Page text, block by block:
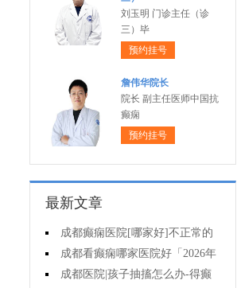
刘玉明 门诊主任（诊
三）毕
预约挂号
詹伟华院长
院长 副主任医师中国抗
癫痫
预约挂号
最新文章
成都癫痫医院[哪家好]不正常的
脑电图意味着什么?
成都看癫痫哪家医院好「2026年
度公布」癫痫诊断是要确定病情情
成都医院|孩子抽搐怎么办-得癫